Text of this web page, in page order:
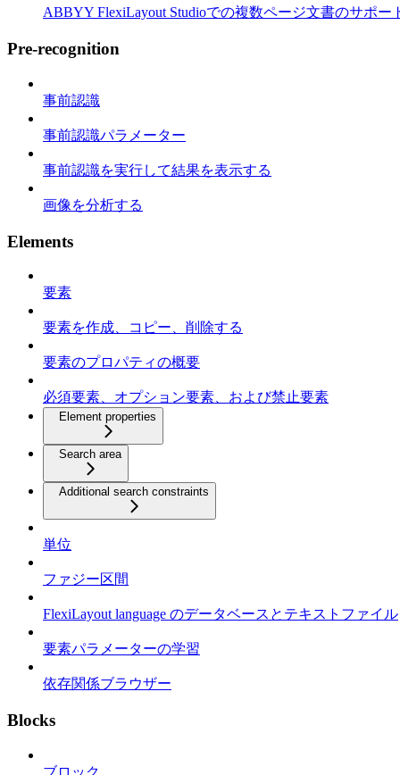
ABBYY FlexiLayout Studioでの複数ページ文書のサポー
Pre-recognition
事前認識
事前認識パラメーター
事前認識を実行して結果を表示する
画像を分析する
Elements
要素
要素を作成、コピー、削除する
要素のプロパティの概要
必須要素、オプション要素、および禁止要素
Element properties
Search area
Additional search constraints
単位
ファジー区間
FlexiLayout language のデータベースとテキストファイル
要素パラメーターの学習
依存関係ブラウザー
Blocks
ブロック